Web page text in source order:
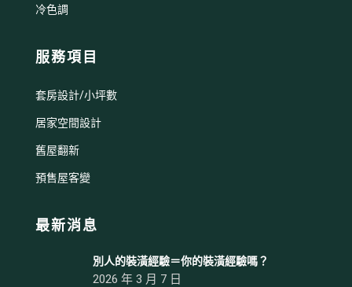
冷色調
服務項目
套房設計/小坪數
居家空間設計
舊屋翻新
預售屋客變
最新消息
別人的裝潢經驗＝你的裝潢經驗嗎？
2026 年 3 月 7 日